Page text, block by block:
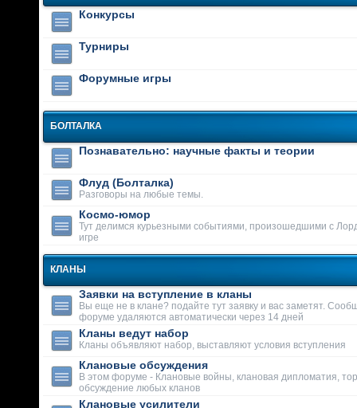
Конкурсы
Турниры
Форумные игры
БОЛТАЛКА
Познавательно: научные факты и теории
Флуд (Болталка)
Разговоры на любые темы.
Космо-юмор
Тут делимся курьезными событиями, произошедшими с
игре
КЛАНЫ
Заявки на вступление в кланы
Вы еще не в клане? подайте тут заявку и вас заметят.
форуме удаляются автоматически через 14 дней
Кланы ведут набор
Кланы объявляют набор, выставляют условия вступления
Клановые обсуждения
В этом форуме - Клановые войны, клановая дипломатия,
обсуждение любых кланов
Клановые усилители